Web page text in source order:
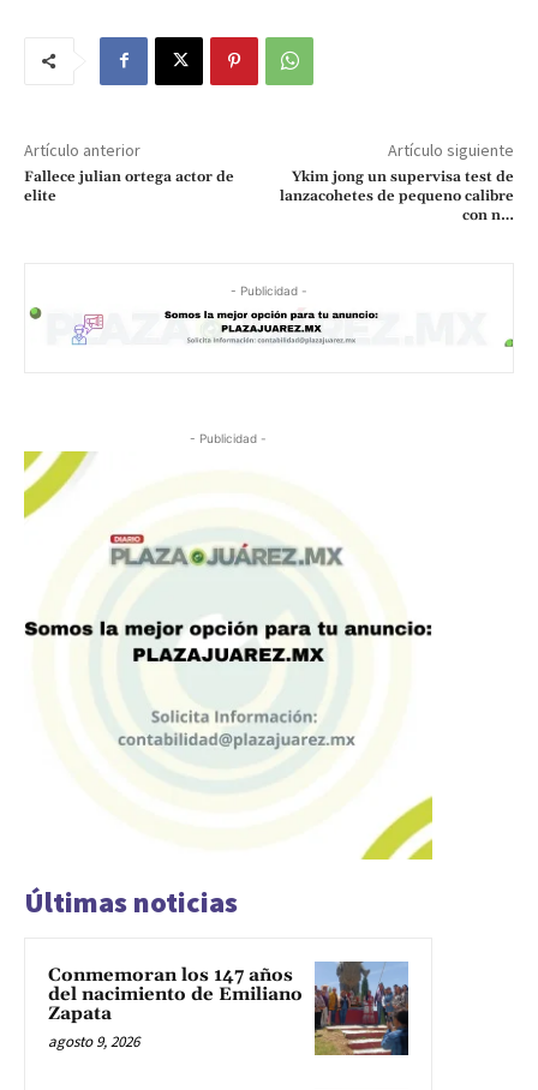
Artículo anterior
Fallece julian ortega actor de
elite
Artículo siguiente
Ykim jong un supervisa test de
lanzacohetes de pequeno calibre
con n…
- Publicidad -
- Publicidad -
Últimas noticias
Conmemoran los 147 años
del nacimiento de Emiliano
Zapata
agosto 9, 2026